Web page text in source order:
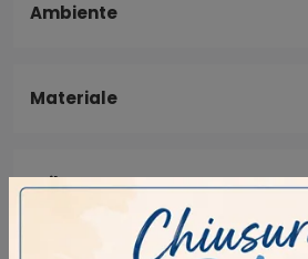
Ambiente
Materiale
Stile